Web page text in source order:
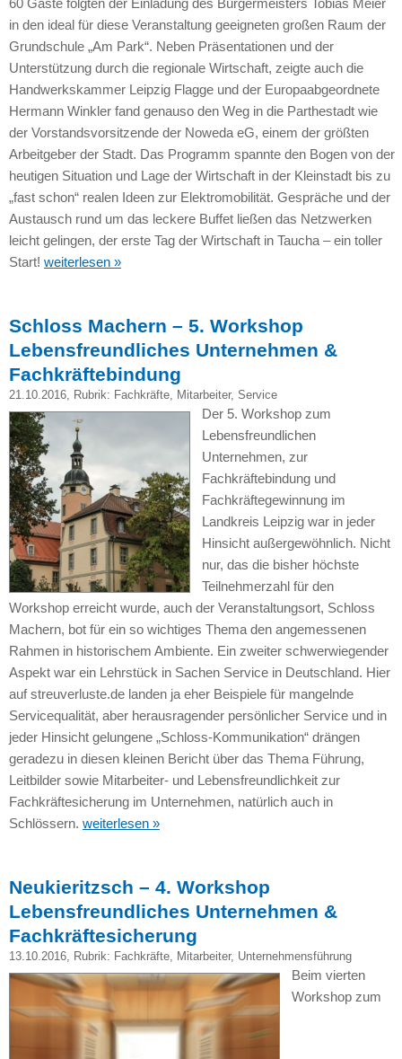
60 Gäste folgten der Einladung des Bürgermeisters Tobias Meier
in den ideal für diese Veranstaltung geeigneten großen Raum der
Grundschule „Am Park“. Neben Präsentationen und der
Unterstützung durch die regionale Wirtschaft, zeigte auch die
Handwerkskammer Leipzig Flagge und der Europaabgeordnete
Hermann Winkler fand genauso den Weg in die Parthestadt wie
der Vorstandsvorsitzende der Noweda eG, einem der größten
Arbeitgeber der Stadt. Das Programm spannte den Bogen von der
heutigen Situation und Lage der Wirtschaft in der Kleinstadt bis zu
„fast schon“ realen Ideen zur Elektromobilität. Gespräche und der
Austausch rund um das leckere Buffet ließen das Netzwerken
leicht gelingen, der erste Tag der Wirtschaft in Taucha – ein toller
Start! weiterlesen »
Schloss Machern – 5. Workshop
Lebensfreundliches Unternehmen &
Fachkräftebindung
21.10.2016, Rubrik: Fachkräfte, Mitarbeiter, Service
Der 5. Workshop zum
Lebensfreundlichen
Unternehmen, zur
Fachkräftebindung und
Fachkräftegewinnung im
Landkreis Leipzig war in jeder
Hinsicht außergewöhnlich. Nicht
nur, das die bisher höchste
Teilnehmerzahl für den
Workshop erreicht wurde, auch der Veranstaltungsort, Schloss
Machern, bot für ein so wichtiges Thema den angemessenen
Rahmen in historischem Ambiente. Ein zweiter schwerwiegender
Aspekt war ein Lehrstück in Sachen Service in Deutschland. Hier
auf streuverluste.de landen ja eher Beispiele für mangelnde
Servicequalität, aber herausragender persönlicher Service und in
jeder Hinsicht gelungene „Schloss-Kommunikation“ drängen
geradezu in diesen kleinen Bericht über das Thema Führung,
Leitbilder sowie Mitarbeiter- und Lebensfreundlichkeit zur
Fachkräftesicherung im Unternehmen, natürlich auch in
Schlössern. weiterlesen »
Neukieritzsch – 4. Workshop
Lebensfreundliches Unternehmen &
Fachkräftesicherung
13.10.2016, Rubrik: Fachkräfte, Mitarbeiter, Unternehmensführung
Beim vierten
Workshop zum